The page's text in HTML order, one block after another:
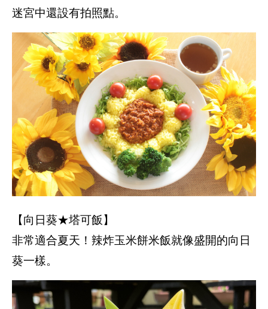
迷宮中還設有拍照點。
【向日葵★塔可飯】
非常適合夏天！辣炸玉米餅米飯就像盛開的向日
葵一樣。